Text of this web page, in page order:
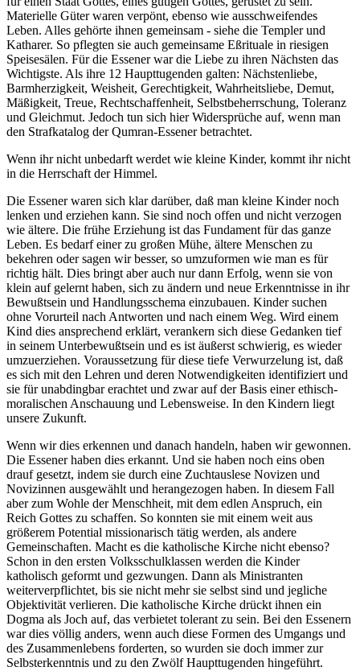
Materielle Güter waren verpönt, ebenso wie ausschweifendes
Leben. Alles gehörte ihnen gemeinsam - siehe die Templer und
Katharer. So pflegten sie auch gemeinsame Eßrituale in riesigen
Speisesälen. Für die Essener war die Liebe zu ihren Nächsten das
Wichtigste. Als ihre 12 Haupttugenden galten: Nächstenliebe,
Barmherzigkeit, Weisheit, Gerechtigkeit, Wahrheitsliebe, Demut,
Mäßigkeit, Treue, Rechtschaffenheit, Selbstbeherrschung, Toleranz
und Gleichmut. Jedoch tun sich hier Widersprüche auf, wenn man
den Strafkatalog der Qumran-Essener betrachtet.
Wenn ihr nicht unbedarft werdet wie kleine Kinder, kommt ihr nicht
in die Herrschaft der Himmel.
Die Essener waren sich klar darüber, daß man kleine Kinder noch
lenken und erziehen kann. Sie sind noch offen und nicht verzogen
wie ältere. Die frühe Erziehung ist das Fundament für das ganze
Leben. Es bedarf einer zu großen Mühe, ältere Menschen zu
bekehren oder sagen wir besser, so umzuformen wie man es für
richtig hält. Dies bringt aber auch nur dann Erfolg, wenn sie von
klein auf gelernt haben, sich zu ändern und neue Erkenntnisse in ihr
Bewußtsein und Handlungsschema einzubauen. Kinder suchen
ohne Vorurteil nach Antworten und nach einem Weg. Wird einem
Kind dies ansprechend erklärt, verankern sich diese Gedanken tief
in seinem Unterbewußtsein und es ist äußerst schwierig, es wieder
umzuerziehen. Voraussetzung für diese tiefe Verwurzelung ist, daß
es sich mit den Lehren und deren Notwendigkeiten identifiziert und
sie für unabdingbar erachtet und zwar auf der Basis einer ethisch-
moralischen Anschauung und Lebensweise. In den Kindern liegt
unsere Zukunft.
Wenn wir dies erkennen und danach handeln, haben wir gewonnen.
Die Essener haben dies erkannt. Und sie haben noch eins oben
drauf gesetzt, indem sie durch eine Zuchtauslese Novizen und
Novizinnen ausgewählt und herangezogen haben. In diesem Fall
aber zum Wohle der Menschheit, mit dem edlen Anspruch, ein
Reich Gottes zu schaffen. So konnten sie mit einem weit aus
größerem Potential missionarisch tätig werden, als andere
Gemeinschaften. Macht es die katholische Kirche nicht ebenso?
Schon in den ersten Volksschulklassen werden die Kinder
katholisch geformt und gezwungen. Dann als Ministranten
weiterverpflichtet, bis sie nicht mehr sie selbst sind und jegliche
Objektivität verlieren. Die katholische Kirche drückt ihnen ein
Dogma als Joch auf, das verbietet tolerant zu sein. Bei den Essenern
war dies völlig anders, wenn auch diese Formen des Umgangs und
des Zusammenlebens forderten, so wurden sie doch immer zur
Selbsterkenntnis und zu den Zwölf Haupttugenden hingeführt.